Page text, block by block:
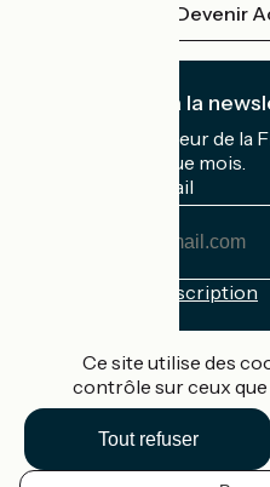
Devenir
Je m'abonne à la
Recevez le meilleur de la
boîte mail chaque mois.
Mon adresse mail
Conditions d'inscription
Accueil Vélo Pro
Contact
Ce site utilise des
contrôle sur ceux
Tout refuser